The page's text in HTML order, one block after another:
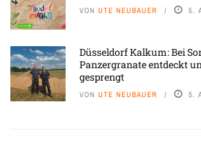
VON UTE NEUBAUER 5.
Düsseldorf Kalkum: Bei
Panzergranate entdeckt
gesprengt
VON UTE NEUBAUER 5.